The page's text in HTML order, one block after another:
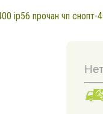
ip56 прочан чп снопт-